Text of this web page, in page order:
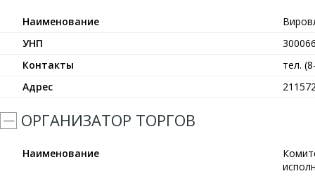
Наименование
УНП
Контакты
тел.
Адрес
ОРГАНИЗАТОР ТОРГОВ
Наименование